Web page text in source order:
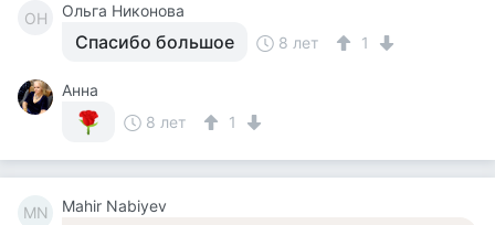
ОН Ольга Никонова
Спасибо большое 8 лет 1
Анна
8 лет
1
MN Mahir Nаbiyev